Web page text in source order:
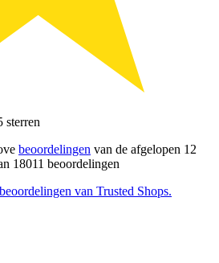
sterren
beoordelingen van de afgelopen 12
18011 beoordelingen
van Trusted Shops.